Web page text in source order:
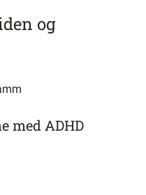
og
med ADHD